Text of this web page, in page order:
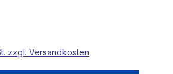
zzgl. Versandkosten